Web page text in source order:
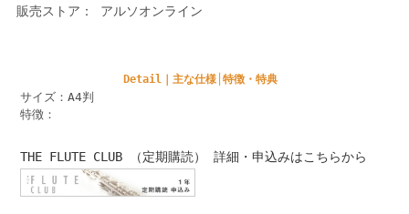
販売ストア： アルソオンライン
Detail｜主な仕様│特徴・特典
サイズ：A4判
特徴：
THE FLUTE CLUB （定期購読） 詳細・申込みはこちらから